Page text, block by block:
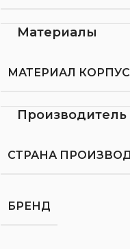
Материалы
МАТЕРИАЛ
Производитель
СТРАНА
БРЕНД